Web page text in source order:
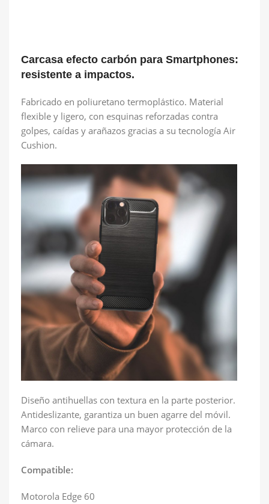
Carcasa efecto carbón para Smartphones:
resistente a impactos.
Fabricado en poliuretano termoplástico. Material
flexible y ligero, con esquinas reforzadas contra
golpes, caídas y arañazos gracias a su tecnología Air
Cushion.
Diseño antihuellas con textura en la parte posterior.
Antideslizante, garantiza un buen agarre del móvil.
Marco con relieve para una mayor protección de la
cámara.
Compatible:
Motorola Edge 60